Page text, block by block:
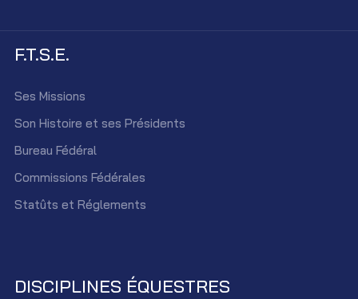
F.T.S.E.
Ses Missions
Son Histoire et ses Présidents
Bureau Fédéral
Commissions Fédérales
Statûts et Réglements
DISCIPLINES ÉQUESTRES